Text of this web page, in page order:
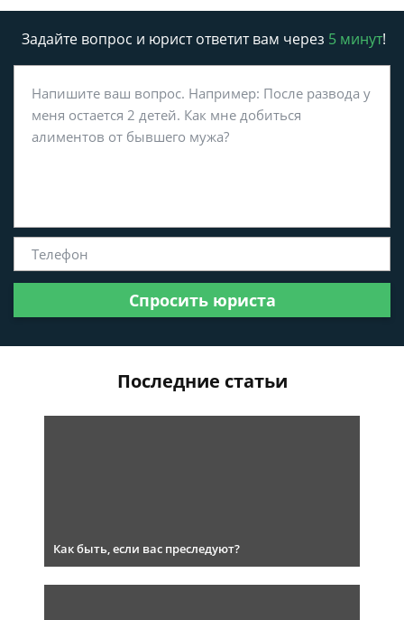
Задайте вопрос и юрист ответит вам через 5 минут!
Спросить юриста
Последние статьи
Как быть, если вас преследуют?